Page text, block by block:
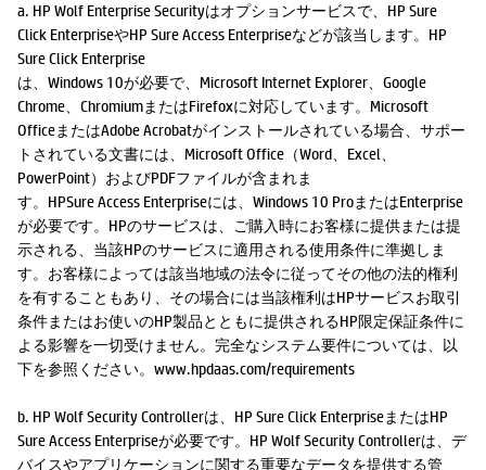
a. HP Wolf Enterprise Securityはオプションサービスで、HP Sure
Click EnterpriseやHP Sure Access Enterpriseなどが該当します。HP
Sure Click Enterprise
は、Windows 10が必要で、Microsoft Internet Explorer、Google
Chrome、ChromiumまたはFirefoxに対応しています。Microsoft
OfficeまたはAdobe Acrobatがインストールされている場合、サポー
トされている文書には、Microsoft Office（Word、Excel、
PowerPoint）およびPDFファイルが含まれま
す。HPSure Access Enterpriseには、Windows 10 ProまたはEnterprise
が必要です。HPのサービスは、ご購入時にお客様に提供または提
示される、当該HPのサービスに適用される使用条件に準拠しま
す。お客様によっては該当地域の法令に従ってその他の法的権利
を有することもあり、その場合には当該権利はHPサービスお取引
条件またはお使いのHP製品とともに提供されるHP限定保証条件に
よる影響を一切受けません。完全なシステム要件については、以
下を参照ください。www.hpdaas.com/requirements
b. HP Wolf Security Controllerは、HP Sure Click EnterpriseまたはHP
Sure Access Enterpriseが必要です。HP Wolf Security Controllerは、デ
バイスやアプリケーションに関する重要なデータを提供する管